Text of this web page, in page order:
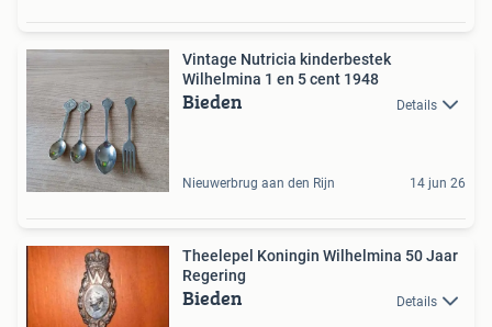
Vintage Nutricia kinderbestek
Wilhelmina 1 en 5 cent 1948
Bieden Details
Nieuwerbrug aan den Rijn 14 jun 26
Theelepel Koningin Wilhelmina 50 Jaar
Regering
Bieden Details